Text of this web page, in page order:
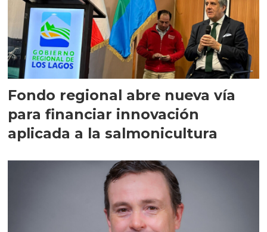
Fondo regional abre nueva vía
para financiar innovación
aplicada a la salmonicultura